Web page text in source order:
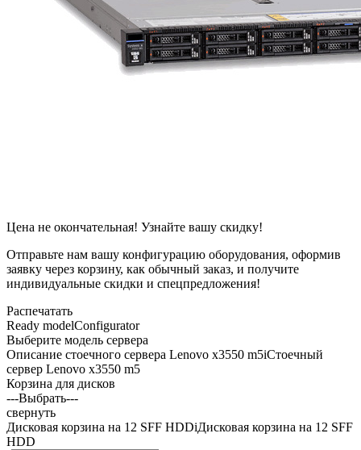
Цена не окончательная! Узнайте вашу скидку!
Отправьте нам вашу конфигурацию оборудования, оформив
заявку через корзину, как обычный заказ, и получите
индивидуальные скидки и спецпредложения!
Распечатать
Ready modelConfigurator
Выберите модель сервера
Описание стоечного сервера Lenovo x3550 m5iСтоечный
сервер Lenovo x3550 m5
Корзина для дисков
---Выбрать---
свернуть
Дисковая корзина на 12 SFF HDDiДисковая корзина на 12 SFF
HDD